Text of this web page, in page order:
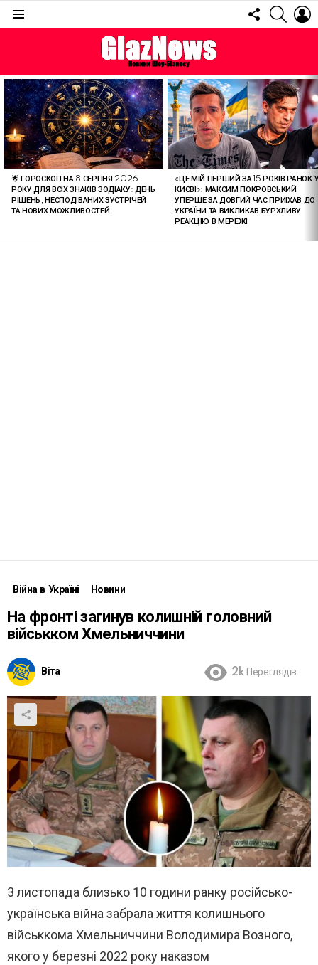
FOLLOW
US
ОСТАННІ
СТАТТІ
🌟 ГОРОСКОП НА 8 СЕРПНЯ 2026
РОКУ ДЛЯ ВСІХ ЗНАКІВ ЗОДІАКУ: ДЕНЬ
РІШЕНЬ, НЕСПОДІВАНИХ ЗУСТРІЧЕЙ
ТА НОВИХ МОЖЛИВОСТЕЙ
«ЦЕ МІЙ ПЕРШИЙ ЗА 15 РОКІВ РАНОК
КИЄВІ»: МАКСИМ ПОКРОВСЬКИЙ
УПЕРШЕ ЗА ДОВГИЙ ЧАС ПРИЇХАВ ДО
УКРАЇНИ ТА ВИКЛИКАВ БУРХЛИВУ
РЕАКЦІЮ В МЕРЕЖІ
Війна в Україні Новини
На фронті загинув колишній головний
військком Хмельниччини
Віта 2k Переглядів
3 листопада близько 10 години ранку російсько-
українська війна забрала життя колишнього
військкома Хмельниччини Володимира Возного,
якого у березні 2022 року наказом